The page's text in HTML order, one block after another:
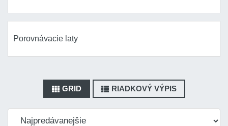
Porovnávacie laty
GRID RIADKOVÝ VÝPIS